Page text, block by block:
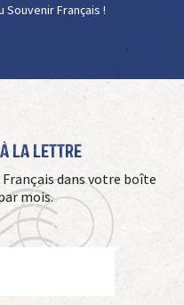
Français !
La Lettre
Français dans votre boîte
mois.